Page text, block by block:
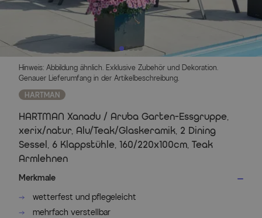
Hinweis: Abbildung ähnlich. Exklusive Zubehör und Dekoration.
Genauer Lieferumfang in der Artikelbeschreibung.
HARTMAN
HARTMAN Xanadu / Aruba Garten-Essgruppe,
xerix/natur, Alu/Teak/Glaskeramik, 2 Dining
Sessel, 6 Klappstühle, 160/220x100cm, Teak
Armlehnen
Merkmale
wetterfest und pflegeleicht
mehrfach verstellbar